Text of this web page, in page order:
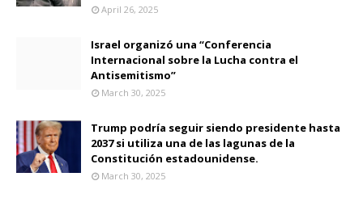
April 26, 2025
Israel organizó una “Conferencia
Internacional sobre la Lucha contra el
Antisemitismo”
March 30, 2025
Trump podría seguir siendo presidente hasta
2037 si utiliza una de las lagunas de la
Constitución estadounidense.
March 30, 2025